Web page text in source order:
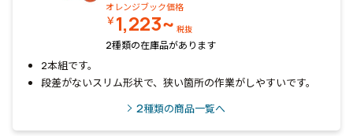
オレンジブック価格
￥1,223~ 税抜
2種類の在庫品があります
2本組です。
段差がないスリム形状で、狭い箇所の作業がしやすいです。
2種類の商品一覧へ